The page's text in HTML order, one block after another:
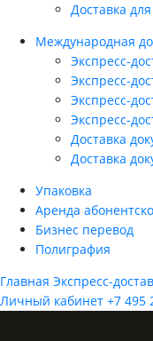
Доставка
Международная
Экспресс-
Экспресс-
Экспресс-
Экспресс-
Доставка
Доставка
Упаковка
Аренда
Бизнес перевод
Полиграфия
Главная Экспресс-
Личный кабинет +7 495